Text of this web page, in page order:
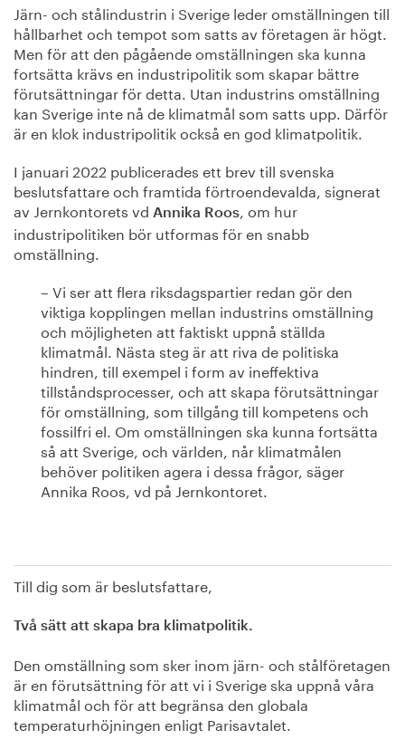
Järn- och stålindustrin i Sverige leder omställningen till
hållbarhet och tempot som satts av företagen är högt.
Men för att den pågående omställningen ska kunna
fortsätta krävs en industripolitik som skapar bättre
förutsättningar för detta. Utan industrins omställning
kan Sverige inte nå de klimatmål som satts upp. Därför
är en klok industripolitik också en god klimatpolitik.
I januari 2022 publicerades ett brev till svenska
beslutsfattare och framtida förtroendevalda, signerat
av Jernkontorets vd Annika Roos, om hur
industripolitiken bör utformas för en snabb
omställning.
– Vi ser att flera riksdagspartier redan gör den
viktiga kopplingen mellan industrins omställning
och möjligheten att faktiskt uppnå ställda
klimatmål. Nästa steg är att riva de politiska
hindren, till exempel i form av ineffektiva
tillståndsprocesser, och att skapa förutsättningar
för omställning, som tillgång till kompetens och
fossilfri el. Om omställningen ska kunna fortsätta
så att Sverige, och världen, når klimatmålen
behöver politiken agera i dessa frågor, säger
Annika Roos, vd på Jernkontoret.
Till dig som är beslutsfattare,
Två sätt att skapa bra klimatpolitik.
Den omställning som sker inom järn- och stålföretagen
är en förutsättning för att vi i Sverige ska uppnå våra
klimatmål och för att begränsa den globala
temperaturhöjningen enligt Parisavtalet.